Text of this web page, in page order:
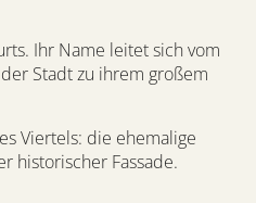
Ihr Name leitet sich vom
Stadt zu ihrem großem
Viertels: die ehemalige
historischer Fassade.